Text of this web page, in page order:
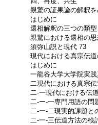
親驚の証果論の解釈
はじめに
還相解釈の三つの類型
親驚における還相の
須弥山説と現代 73
現代における真宗伝
はじめに
一龍谷大学大学院実
二現代における真宗
二-一現代における伝
二-ー-一専門用語の問
二-ー-二現実的課題と
二-一-三伝道方法の検